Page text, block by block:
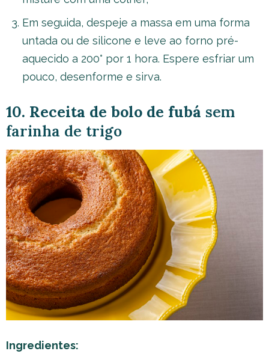
Em seguida, despeje a massa em uma forma
untada ou de silicone e leve ao forno pré-
aquecido a 200° por 1 hora. Espere esfriar um
pouco, desenforme e sirva.
10. Receita de bolo de fubá sem
farinha de trigo
Ingredientes: